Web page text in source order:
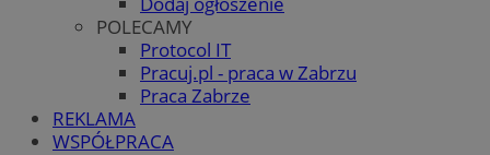
POLECAMY
Protocol IT
Pracuj.pl - praca w Zabrzu
Praca Zabrze
REKLAMA
WSPÓŁPRACA